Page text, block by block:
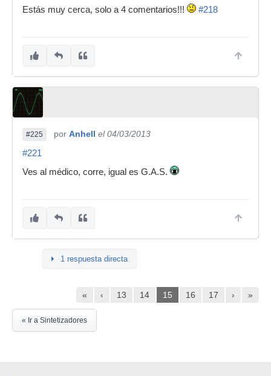
Estás muy cerca, solo a 4 comentarios!!!
#218
#225 por Anhell el 04/03/2013
#221
Ves al médico, corre, igual es G.A.S.
1 respuesta directa
« ‹ 13 14 15 16 17 › »
« Ir a Sintetizadores